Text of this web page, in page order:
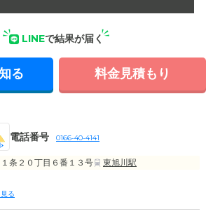
LINEで結果が届く
る 料金見積もり
電話番号 0166-40-4141
条２０丁目６番１３号 東旭川駅
る